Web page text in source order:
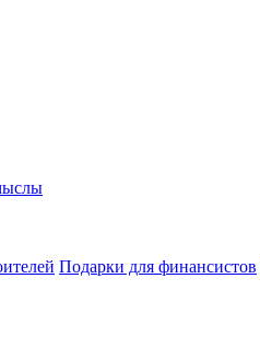
Подарки для финансистов